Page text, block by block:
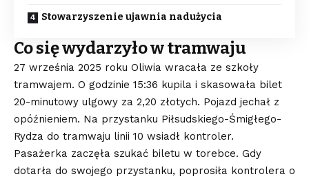
Stowarzyszenie ujawnia nadużycia
Co się wydarzyło w tramwaju
27 września 2025 roku Oliwia wracała ze szkoły
tramwajem. O godzinie 15:36 kupila i skasowała bilet
20-minutowy ulgowy za 2,20 złotych. Pojazd jechał z
opóźnieniem. Na przystanku Piłsudskiego-Śmigłego-
Rydza do tramwaju linii 10 wsiadł kontroler.
Pasażerka zaczęła szukać biletu w torebce. Gdy
dotarła do swojego przystanku, poprosiła kontrolera o